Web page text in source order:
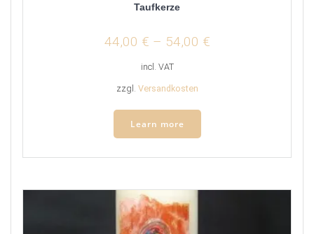
Taufkerze
44,00 € – 54,00 €
incl. VAT
zzgl. Versandkosten
Learn more